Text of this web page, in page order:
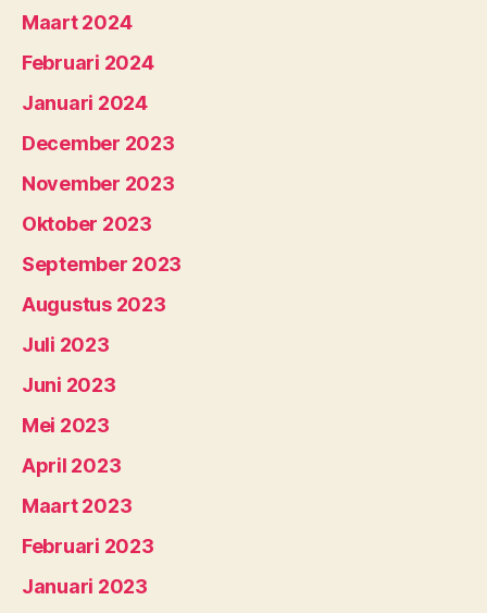
Maart 2024
Februari 2024
Januari 2024
December 2023
November 2023
Oktober 2023
September 2023
Augustus 2023
Juli 2023
Juni 2023
Mei 2023
April 2023
Maart 2023
Februari 2023
Januari 2023